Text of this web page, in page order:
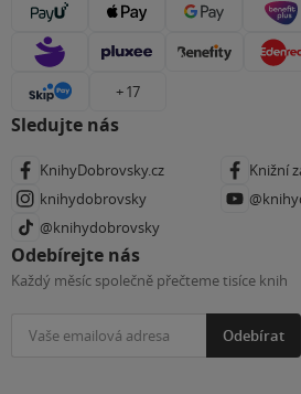
+ 17
Sledujte nás
KnihyDobrovsky.cz
Knižní
knihydobrovsky
@knihydobrovsky
Odebírejte nás
Každý měsíc společně přečteme tisíce knih
Odebírat